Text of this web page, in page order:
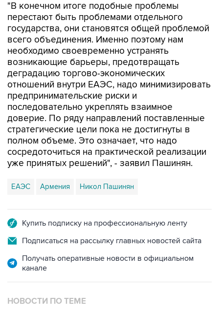
"В конечном итоге подобные проблемы
перестают быть проблемами отдельного
государства, они становятся общей проблемой
всего объединения. Именно поэтому нам
необходимо своевременно устранять
возникающие барьеры, предотвращать
деградацию торгово-экономических
отношений внутри ЕАЭС, надо минимизировать
предпринимательские риски и
последовательно укреплять взаимное
доверие. По ряду направлений поставленные
стратегические цели пока не достигнуты в
полном объеме. Это означает, что надо
сосредоточиться на практической реализации
уже принятых решений", - заявил Пашинян.
ЕАЭС Армения Никол Пашинян
Купить подписку на профессиональную ленту
Подписаться на рассылку главных новостей сайта
Получать оперативные новости в официальном
канале
НОВОСТИ ПО ТЕМЕ